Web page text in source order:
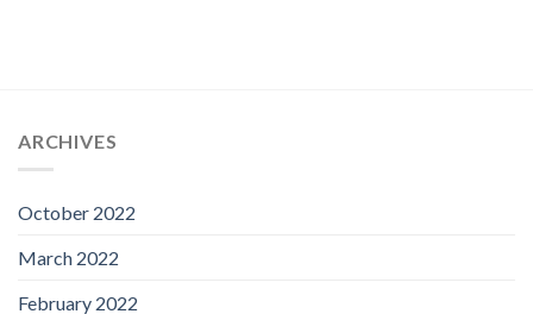
ARCHIVES
October 2022
March 2022
February 2022